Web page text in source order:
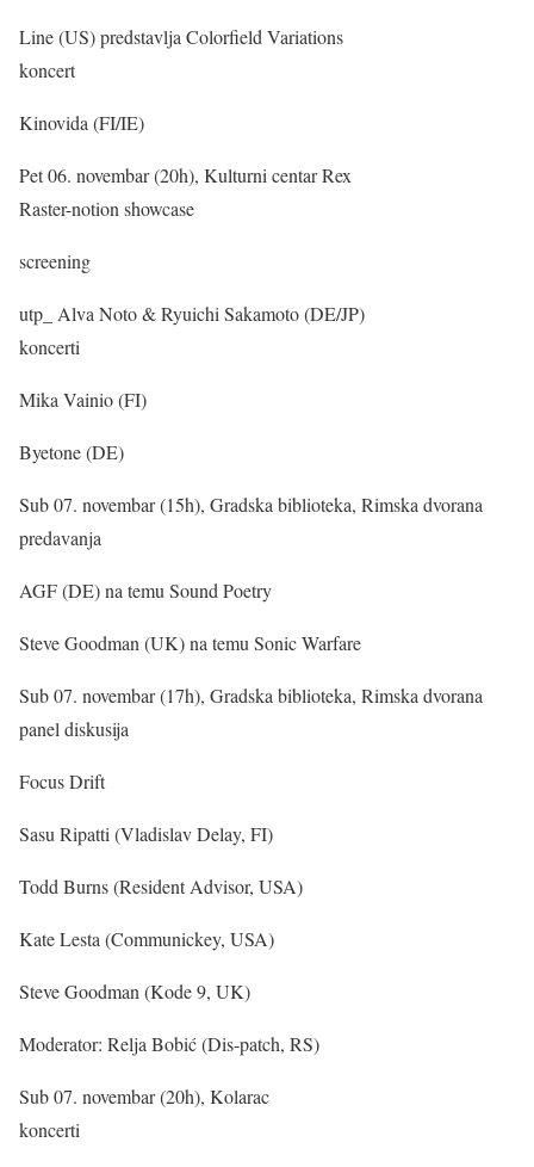
Line (US) predstavlja Colorfield Variations
koncert
Kinovida (FI/IE)
Pet 06. novembar (20h), Kulturni centar Rex
Raster-notion showcase
screening
utp_ Alva Noto & Ryuichi Sakamoto (DE/JP)
koncerti
Mika Vainio (FI)
Byetone (DE)
Sub 07. novembar (15h), Gradska biblioteka, Rimska dvorana
predavanja
AGF (DE) na temu Sound Poetry
Steve Goodman (UK) na temu Sonic Warfare
Sub 07. novembar (17h), Gradska biblioteka, Rimska dvorana
panel diskusija
Focus Drift
Sasu Ripatti (Vladislav Delay, FI)
Todd Burns (Resident Advisor, USA)
Kate Lesta (Communickey, USA)
Steve Goodman (Kode 9, UK)
Moderator: Relja Bobić (Dis-patch, RS)
Sub 07. novembar (20h), Kolarac
koncerti